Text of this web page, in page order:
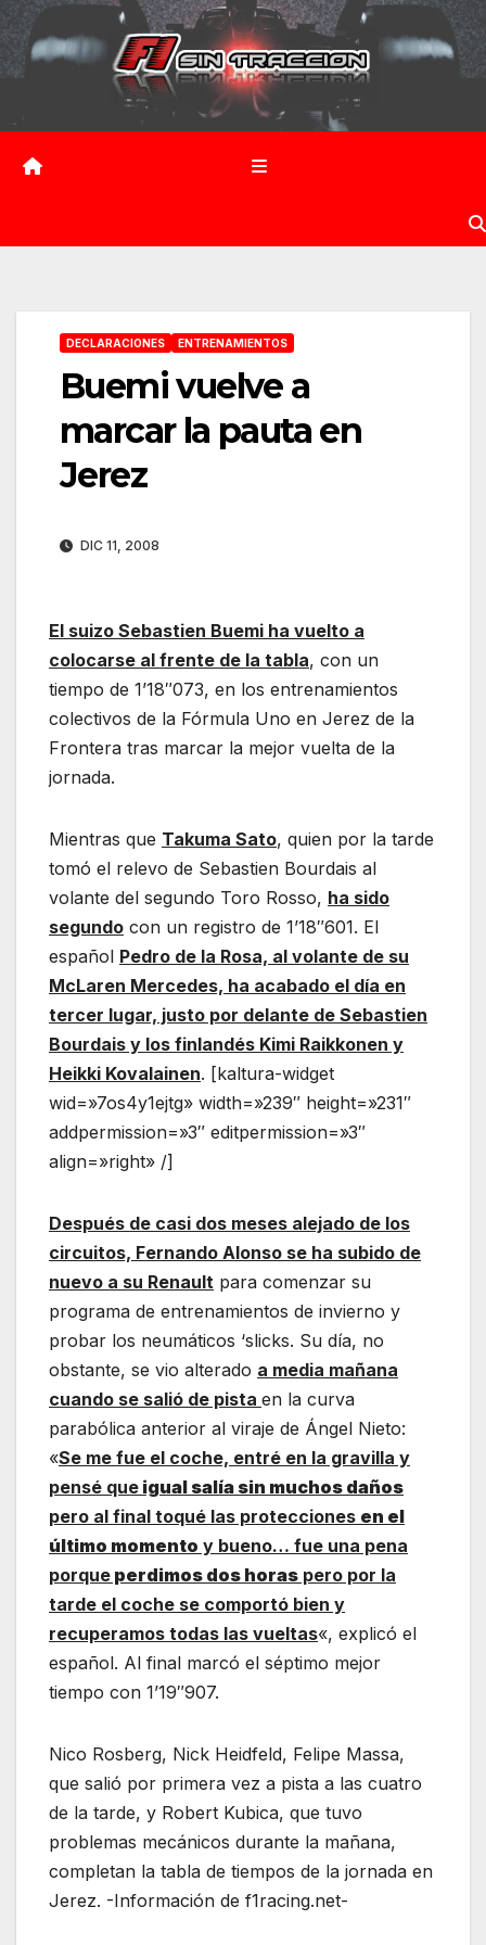
Saltar
contenido
DECLARACIONES ENTRENAMIENTOS
Buemi vuelve a
marcar la pauta en
Jerez
DIC 11, 2008
El suizo Sebastien Buemi ha vuelto a
colocarse al frente de la tabla, con un
tiempo de 1’18″073, en los entrenamientos
colectivos de la Fórmula Uno en Jerez de la
Frontera tras marcar la mejor vuelta de la
jornada.
Mientras que Takuma Sato, quien por la tarde
tomó el relevo de Sebastien Bourdais al
volante del segundo Toro Rosso, ha sido
segundo con un registro de 1’18″601. El
español Pedro de la Rosa, al volante de su
McLaren Mercedes, ha acabado el día en
tercer lugar, justo por delante de Sebastien
Bourdais y los finlandés Kimi Raikkonen y
Heikki Kovalainen. [kaltura-widget
wid=»7os4y1ejtg» width=»239″ height=»231″
addpermission=»3″ editpermission=»3″
align=»right» /]
Después de casi dos meses alejado de los
circuitos, Fernando Alonso se ha subido de
nuevo a su Renault para comenzar su
programa de entrenamientos de invierno y
probar los neumáticos ‘slicks. Su día, no
obstante, se vio alterado a media mañana
cuando se salió de pista en la curva
parabólica anterior al viraje de Ángel Nieto:
«Se me fue el coche, entré en la gravilla y
pensé que igual salía sin muchos daños
pero al final toqué las protecciones en el
último momento y bueno… fue una pena
porque perdimos dos horas pero por la
tarde el coche se comportó bien y
recuperamos todas las vueltas«, explicó el
español. Al final marcó el séptimo mejor
tiempo con 1’19″907.
Nico Rosberg, Nick Heidfeld, Felipe Massa,
que salió por primera vez a pista a las cuatro
de la tarde, y Robert Kubica, que tuvo
problemas mecánicos durante la mañana,
completan la tabla de tiempos de la jornada en
Jerez. -Información de f1racing.net-